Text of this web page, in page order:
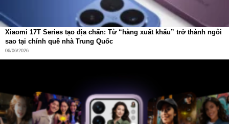
cơ và kéo dài tuổi thọ thiết bị.
Deebot T50S Pro Omni hoàn toàn giải phóng đôi tay
Xiaomi 17T Series tạo địa chấn: Từ “hàng xuất khẩu” trở thành ngôi
sao tại chính quê nhà Trung Quốc
06/06/2026